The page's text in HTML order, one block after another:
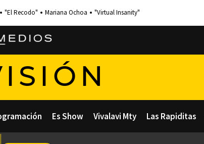
"El Recodo" Mariana Ochoa "Virtual Insanity"
Es Show Vivalavi Mty Las Rapiditas